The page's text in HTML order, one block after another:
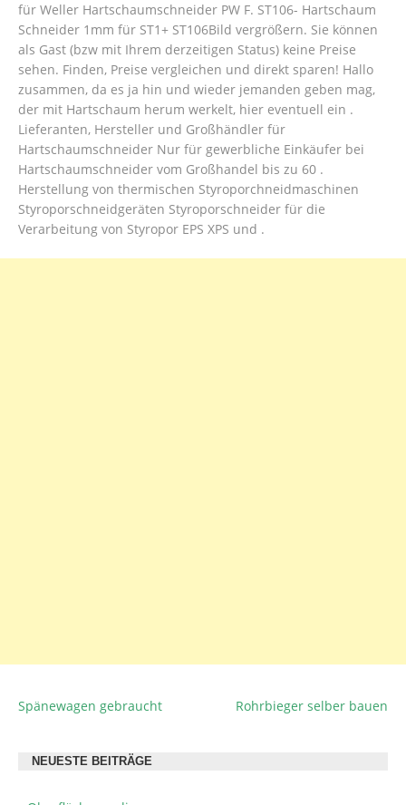
für Weller Hartschaumschneider PW F. ST106- Hartschaum
Schneider 1mm für ST1+ ST106Bild vergrößern. Sie können
als Gast (bzw mit Ihrem derzeitigen Status) keine Preise
sehen. Finden, Preise vergleichen und direkt sparen! Hallo
zusammen, da es ja hin und wieder jemanden geben mag,
der mit Hartschaum herum werkelt, hier eventuell ein .
Lieferanten, Hersteller und Großhändler für
Hartschaumschneider Nur für gewerbliche Einkäufer bei
Hartschaumschneider vom Großhandel bis zu 60 .
Herstellung von thermischen Styroporchneidmaschinen
Styroporschneidgeräten Styroporschneider für die
Verarbeitung von Styropor EPS XPS und .
BEITRAGSNAVIGATION
Spänewagen gebraucht Rohrbieger selber bauen
NEUESTE BEITRÄGE